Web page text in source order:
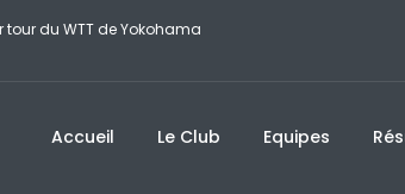
impuissant… Quels résultats pour les joueurs de
Accueil Le Club Equipes